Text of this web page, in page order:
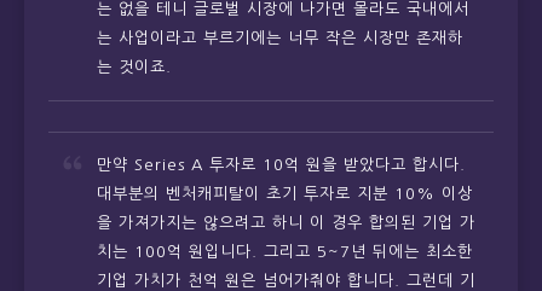
는 없을 테니 글로벌 시장에 나가면 몰라도 국내에서
는 사업이라고 부르기에는 너무 작은 시장만 존재하
는 것이죠.
만약 Series A 투자로 10억 원을 받았다고 합시다.
대부분의 벤처캐피탈이 초기 투자로 지분 10% 이상
을 가져가지는 않으려고 하니 이 경우 합의된 기업 가
치는 100억 원입니다. 그리고 5~7년 뒤에는 최소한
기업 가치가 천억 원은 넘어가줘야 합니다. 그런데 기